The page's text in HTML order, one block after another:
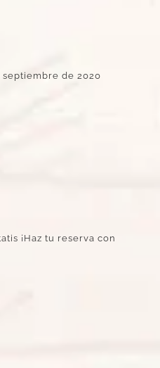
septiembre de 2020
¡Haz tu reserva con